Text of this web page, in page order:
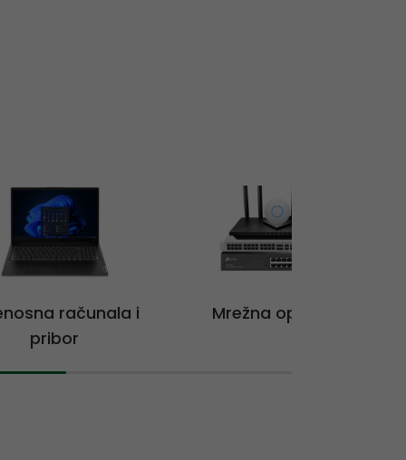
računala i
pribor
Mrežna oprema